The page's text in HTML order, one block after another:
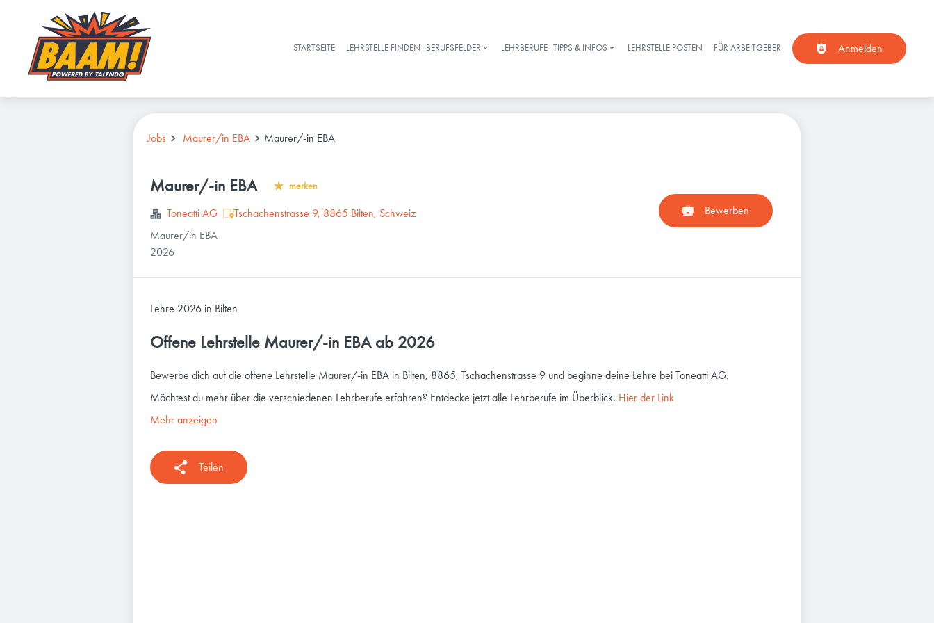
Haupt-Navigation
STARTSEITE LEHRSTELLE FINDEN BERUFSFELDER LEHRBERUFE TIPPS & INFOS LEHRSTELLE POSTEN FÜR ARBEITGEBER Anmelden
Jobs Maurer/in EBA Maurer/-in EBA
Maurer/-in EBA merken
Toneatti AG
Tschachenstrasse 9, 8865 Bilten, Schweiz
Maurer/in EBA
2026
Bewerben
Lehre 2026 in Bilten
Offene Lehrstelle Maurer/-in EBA ab 2026
Bewerbe dich auf die offene Lehrstelle Maurer/-in EBA in Bilten, 8865, Tschachenstrasse 9 und beginne deine Lehre bei Toneatti AG.
Möchtest du mehr über die verschiedenen Lehrberufe erfahren? Entdecke jetzt alle Lehrberufe im Überblick. Hier der Link
Mehr anzeigen
Teilen